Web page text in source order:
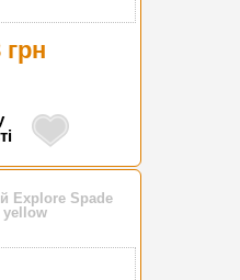
грн
Explore Spade
yellow